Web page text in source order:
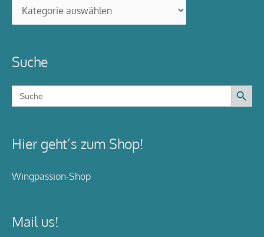
Suche
Search
for:
Search Button
Hier geht’s zum Shop!
Wingpassion-Shop
Mail us!